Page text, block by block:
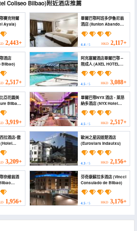
Coliseo Bilbao)附近酒店推薦
賽克特爾
Ayala)
2,443+
畢爾巴鄂阿班多伊魯尼翁
酒店 (Ilunion Abando
4.4/ 5 HKD 2,117+
酒店
Bilbao)
2,517+
阿克塞爾酒店畢爾巴鄂 –
限成人 (AXEL HOTEL
BILBAO ONLY ADULTS)
4.5/ 5 HKD 3,088+
亞花園美
3,919+
畢爾巴鄂NYX 酒店 - 萊昂
納多酒店 (NYX Hotel
Bilbao by Leonardo
Hotels)
4.5/ 5 HKD 2,517+
拉酒店-傲
3,209+
歐洲之星因道楚酒店
(Eurostars Indautxu)
4.3/ 5 HKD 2,156+
奈維翁酒
1,956+
芬奇康蘇拉多酒店 (Vincci
Consulado de Bilbao)
4.5/ 5 HKD 3,176+